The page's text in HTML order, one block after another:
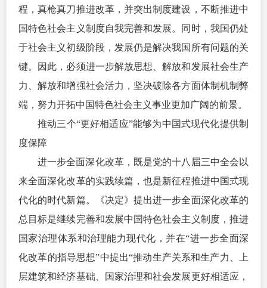
程，真枪真刀推进改革，并突出制度建设，不断推进中
国特色社会主义制度自我完善和发展。同时，我国仍处
于社会主义初级阶段，发展仍是解决我国所有问题的关
键。因此，必须进一步解放思想、解放和发展社会生产
力、解放和增强社会活力，坚决破除各方面体制机制弊
端，努力开拓中国特色社会主义事业更加广阔的前景。
推动三个“更好相适应”能够为中国式现代化提供制
度保障
进一步全面深化改革，既是党的十八届三中全会以
来全面深化改革的实践续篇，也是新征程推进中国式现
代化的时代新篇。《决定》提出进一步全面深化改革的
总目标是继续完善和发展中国特色社会主义制度，推进
国家治理体系和治理能力现代化，并在“进一步全面深
化改革的指导思想”中提出“推动生产关系和生产力、上
层建筑和经济基础、国家治理和社会发展更好相适应，